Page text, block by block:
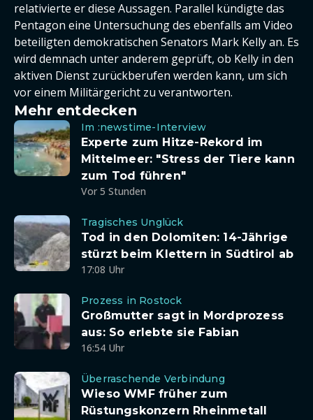
relativierte er diese Aussagen. Parallel kündigte das
Pentagon eine Untersuchung des ebenfalls am Video
beteiligten demokratischen Senators Mark Kelly an. Es
wird demnach unter anderem geprüft, ob Kelly in den
aktiven Dienst zurückberufen werden kann, um sich
vor einem Militärgericht zu verantworten.
Mehr entdecken
Im :newstime-Interview
Experte zum Hitze-Rekord im
Mittelmeer: "Stress der Tiere kann
zum Tod führen"
Vor 5 Stunden
Tragisches Unglück
Tod in den Dolomiten: 14-Jährige
stürzt beim Klettern in Südtirol ab
17:08 Uhr
Prozess in Rostock
Großmutter sagt in Mordprozess
aus: So erlebte sie Fabian
16:54 Uhr
Überraschende Verbindung
Wieso WMF früher zum
Rüstungskonzern Rheinmetall